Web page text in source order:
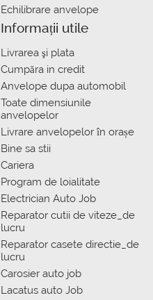
Echilibrare anvelope
Informații utile
Livrarea şi plata
Сumpăra in credit
Anvelope dupa automobil
Toate dimensiunile
anvelopelor
Livrare anvelopelor în orașe
Bine sa stii
Cariera
Program de loialitate
Electrician Auto Job
Reparator cutii de viteze_de
lucru
Reparator casete directie_de
lucru
Carosier auto job
Lacatus auto Job